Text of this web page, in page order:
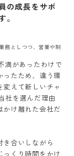
の成長をサポ
。
務としつつ、営業や制
満があったわけで
ったため、違う環
えて新しいチャ
社を選んだ理由
かけ離れた会社だ
き合いしながら
っくり時間をかけ